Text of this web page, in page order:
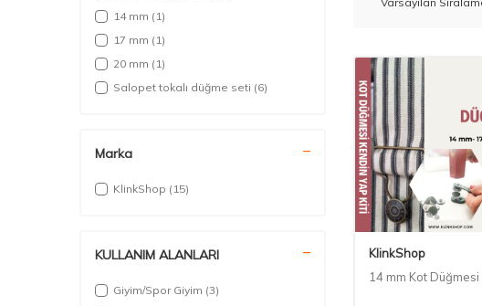
14 mm (1)
17 mm (1)
20 mm (1)
Salopet tokalı düğme seti (6)
Marka
KlinkShop (15)
KULLANIM ALANLARI
Giyim/Spor Giyim (3)
KlinkShop
14 mm Kot Düğmesi